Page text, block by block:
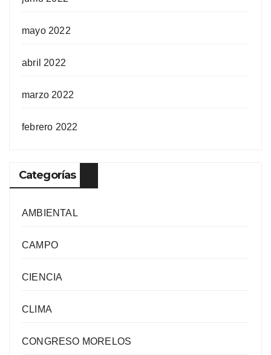
mayo 2022
abril 2022
marzo 2022
febrero 2022
Categorías
AMBIENTAL
CAMPO
CIENCIA
CLIMA
CONGRESO MORELOS